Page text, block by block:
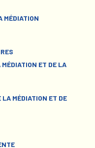
MÉDIATION
ET DE LA
LA MÉDIATION ET DE